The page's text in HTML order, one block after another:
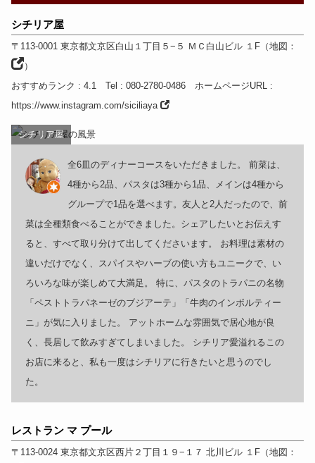
シチリア屋
〒113-0001 東京都文京区白山１丁目５−５ ＭＣ白山ビル １F（地図：
）
おすすめランク : 4.1 Tel : 080-2780-0486 ホームページURL:
https://www.instagram.com/siciliaya
シチリア屋
全6皿のディナーコースをいただきました。 前菜は、
4種から2品、パスタは3種から1品、メインは4種から
グループで1品を選べます。友人と2人だったので、前
菜は全種類食べることができました。シェアしたいとお伝えす
ると、すべて取り分けて出してくださいます。 お料理は素材の
違いだけでなく、スパイスやハーブの使い方もユニークで、い
ろいろな味が楽しめて大満足。 特に、パスタのトラパニの名物
「ペストトラパネーゼのブジアーテ」「牛肉のインボルティー
ニ」が気に入りました。 アットホームな雰囲気で居心地が良
く、長居して飲みすぎてしまいました。 シチリア愛溢れるこの
お店に来ると、私も一度はシチリアに行きたいと思うのでし
た。
レストラン マ プール
〒113-0024 東京都文京区西片２丁目１９−１７ 北川ビル１F（地図：